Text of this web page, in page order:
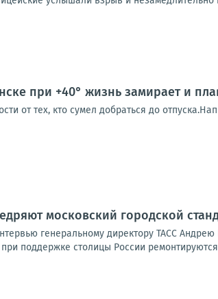
при +40° жизнь замирает и
от тех, кто сумел добраться до
московский городской
генеральному директору ТАСС
поддержке столицы России